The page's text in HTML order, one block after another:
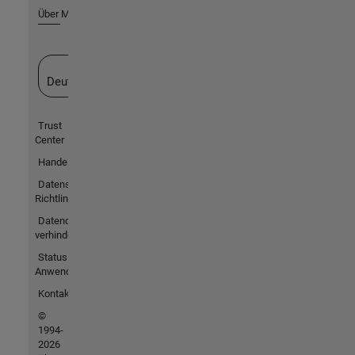
Über MathWorks
Deutschland
Trust
Center
Handelsmarken
Datenschutz-
Richtlinien
Datendiebstahl
verhindern
Status von
Anwendungen
Kontakt
©
1994-
2026